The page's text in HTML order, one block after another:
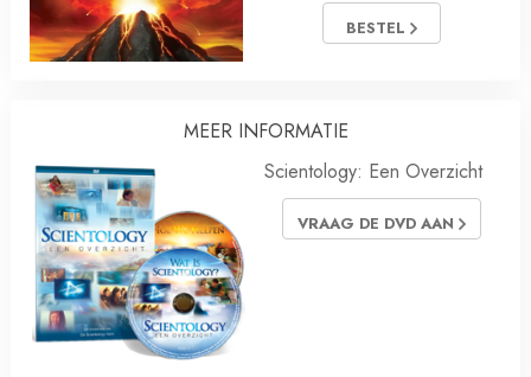
BESTEL
MEER INFORMATIE
Scientology: Een Overzicht
VRAAG DE DVD AAN